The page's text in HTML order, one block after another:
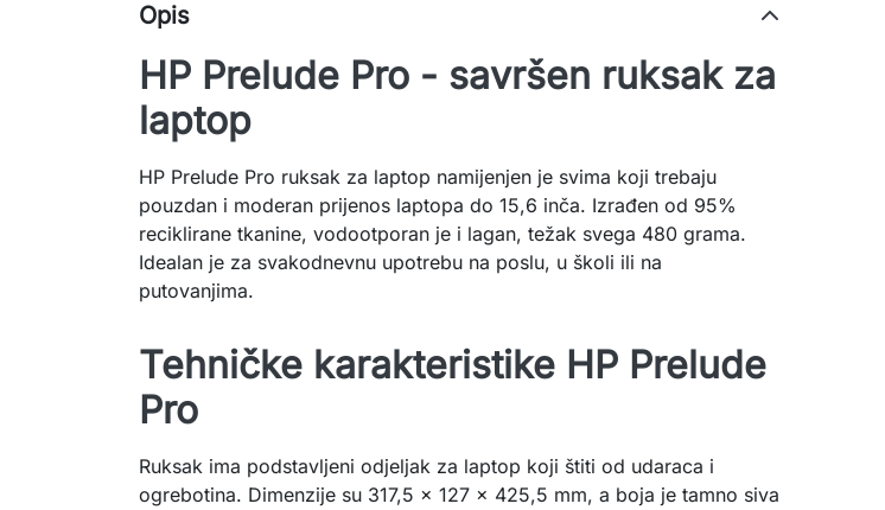
Opis
HP Prelude Pro - savršen ruksak za
laptop
HP Prelude Pro ruksak za laptop namijenjen je svima koji trebaju
pouzdan i moderan prijenos laptopa do 15,6 inča. Izrađen od 95%
reciklirane tkanine, vodootporan je i lagan, težak svega 480 grama.
Idealan je za svakodnevnu upotrebu na poslu, u školi ili na
putovanjima.
Tehničke karakteristike HP Prelude
Pro
Ruksak ima podstavljeni odjeljak za laptop koji štiti od udaraca i
ogrebotina. Dimenzije su 317,5 x 127 x 425,5 mm, a boja je tamno siva